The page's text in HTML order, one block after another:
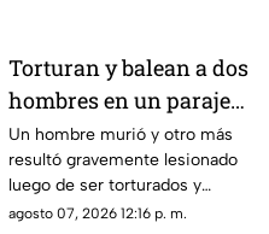
Torturan y balean a dos
hombres en un paraje
de Morelia; uno muere
y otro queda herido
Un hombre murió y otro más
resultó gravemente lesionado
luego de ser torturados y
atacados a balazos por sujetos
agosto 07, 2026 12:16 p. m.